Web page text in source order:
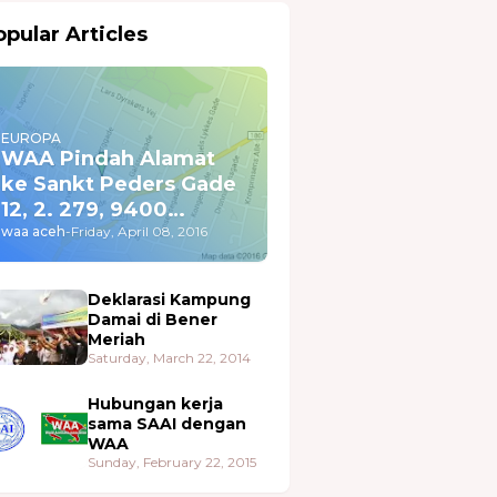
Articles
EUROPA
WAA Pindah Alamat
ke Sankt Peders Gade
12, 2. 279, 9400
Nørresundby
waa aceh-Friday, April 08, 2016
Deklarasi Kampung
Damai di Bener
Meriah
Saturday, March 22, 2014
Hubungan kerja
sama SAAI dengan
WAA
Sunday, February 22, 2015